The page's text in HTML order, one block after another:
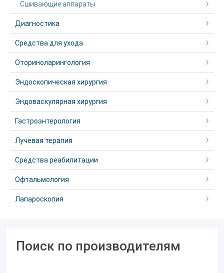
Сшивающие аппараты
Диагностика
Средства для ухода
Оториноларингология
Эндоскопическая хирургия
Эндоваскулярная хирургия
Гастроэнтерология
Лучевая терапия
Средства реабилитации
Офтальмология
Лапароскопия
Поиск по производителям